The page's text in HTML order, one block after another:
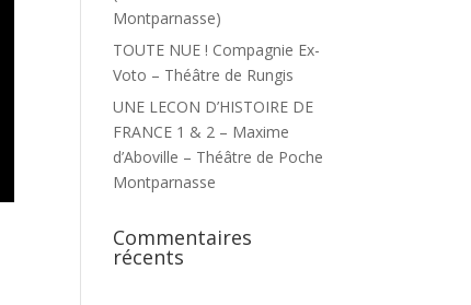
Montparnasse)
TOUTE NUE ! Compagnie Ex-
Voto – Théâtre de Rungis
UNE LECON D’HISTOIRE DE
FRANCE 1 & 2 – Maxime
d’Aboville – Théâtre de Poche
Montparnasse
Commentaires
récents